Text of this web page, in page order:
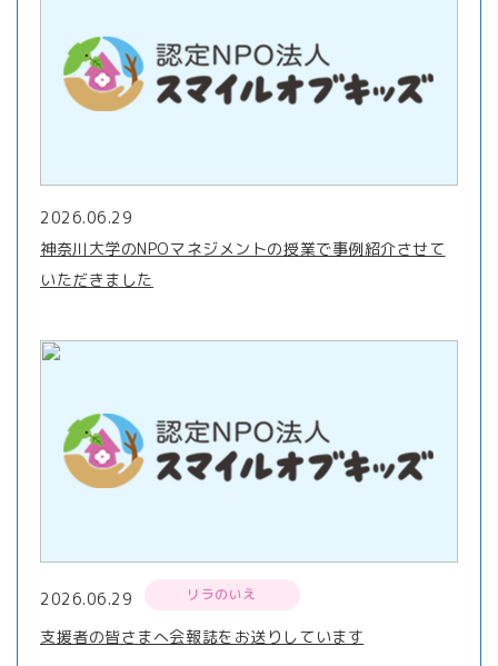
2026.06.29
神奈川大学のNPOマネジメントの授業で事例紹介させて
いただきました
2026.06.29 リラのいえ
支援者の皆さまへ会報誌をお送りしています